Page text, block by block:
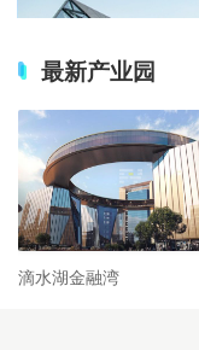
最新产业园
滴水湖金融湾